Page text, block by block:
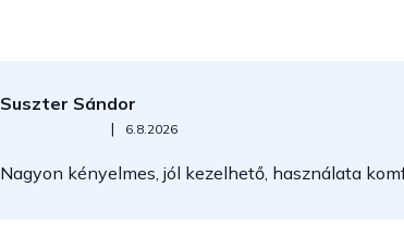
Suszter Sándor
Az áruház értékelése 5-ből 5 csillag.
| 6.8.2026
Nagyon kényelmes, jól kezelhető, használata